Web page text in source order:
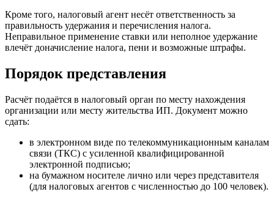
Кроме того, налоговый агент несёт ответственность за
правильность удержания и перечисления налога.
Неправильное применение ставки или неполное удержание
влечёт доначисление налога, пени и возможные штрафы.
Порядок представления
Расчёт подаётся в налоговый орган по месту нахождения
организации или месту жительства ИП. Документ можно
сдать:
в электронном виде по телекоммуникационным каналам
связи (ТКС) с усиленной квалифицированной
электронной подписью;
на бумажном носителе лично или через представителя
(для налоговых агентов с численностью до 100 человек).